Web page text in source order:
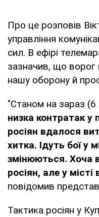
Про це розповів
управління
сил. В ефірі
зазначив, що ворог
нашу оборону й
"Станом на зараз
низка контратак у
росіян вдалося
хитка. Ідуть бої у
змінюються. Хоча
росіян, але у
повідомив
Тактика росіян у